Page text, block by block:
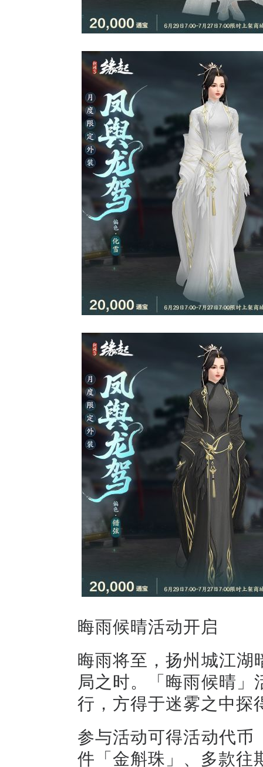
晦雨候晴活动开启
晦雨将至，扬州城江
局之时。「晦雨候晴
行，方得于迷雾之中探
参与活动可得活动代
件「金斛珠」、多款往